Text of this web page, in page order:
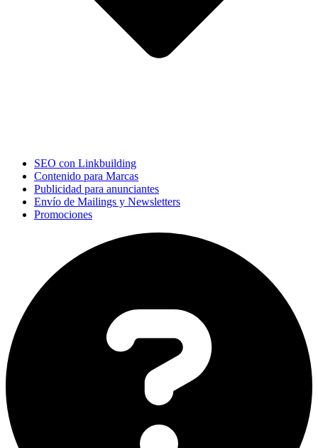
SEO con Linkbuilding
Contenido para Marcas
Publicidad para anunciantes
Envío de Mailings y Newsletters
Promociones